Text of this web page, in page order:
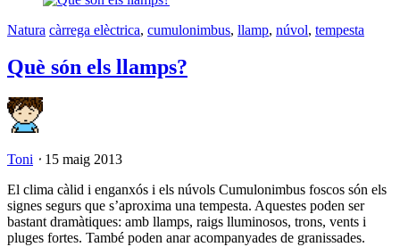
Natura càrrega elèctrica, cumulonimbus, llamp, núvol, tempesta
Què són els llamps?
Toni ⋅ 15 maig 2013
El clima càlid i enganxós i els núvols Cumulonimbus foscos són els
signes segurs que s’aproxima una tempesta. Aquestes poden ser
bastant dramàtiques: amb llamps, raigs lluminosos, trons, vents i
pluges fortes. També poden anar acompanyades de granissades.